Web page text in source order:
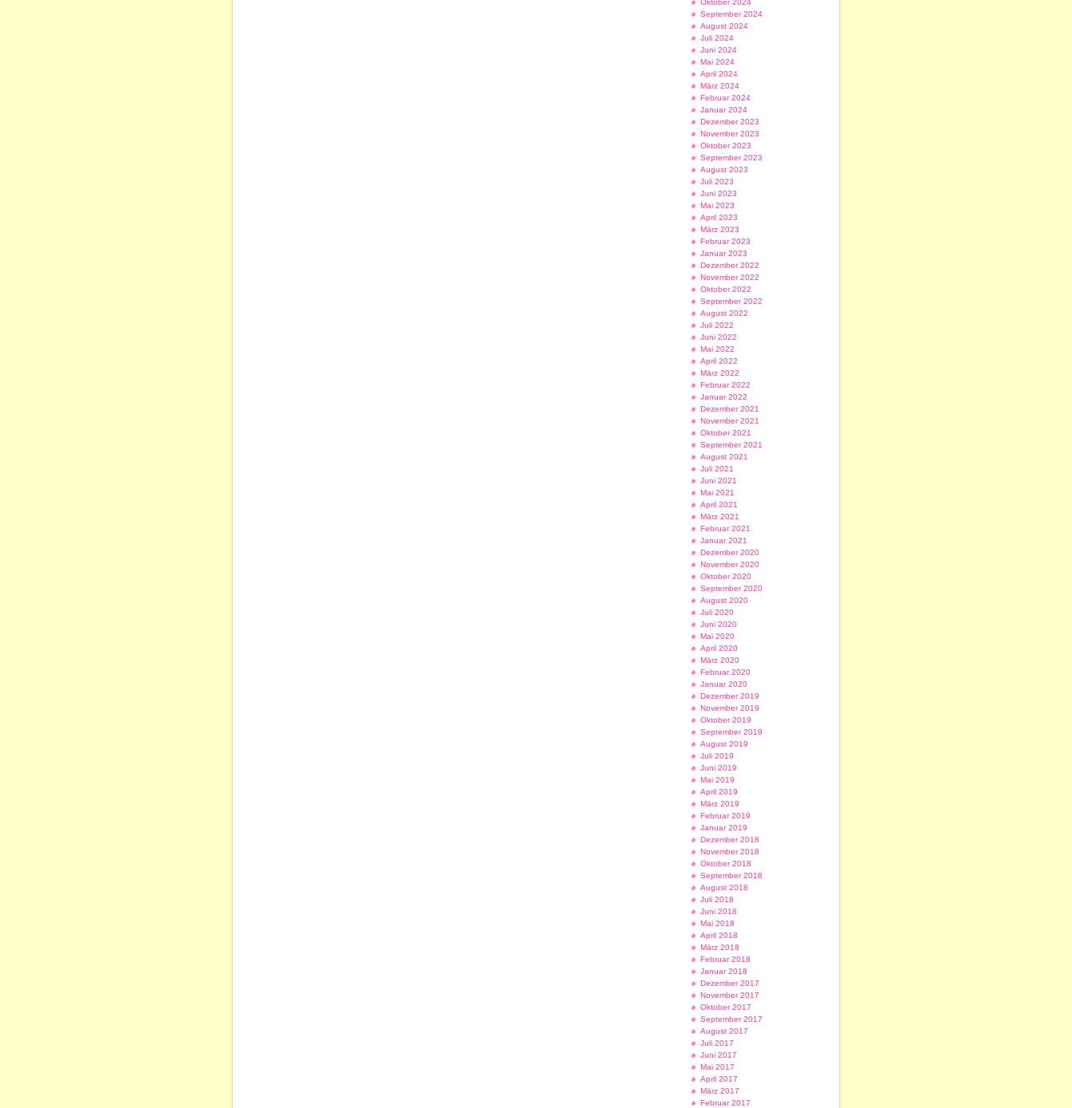
Oktober 2024
September 2024
August 2024
Juli 2024
Juni 2024
Mai 2024
April 2024
März 2024
Februar 2024
Januar 2024
Dezember 2023
November 2023
Oktober 2023
September 2023
August 2023
Juli 2023
Juni 2023
Mai 2023
April 2023
März 2023
Februar 2023
Januar 2023
Dezember 2022
November 2022
Oktober 2022
September 2022
August 2022
Juli 2022
Juni 2022
Mai 2022
April 2022
März 2022
Februar 2022
Januar 2022
Dezember 2021
November 2021
Oktober 2021
September 2021
August 2021
Juli 2021
Juni 2021
Mai 2021
April 2021
März 2021
Februar 2021
Januar 2021
Dezember 2020
November 2020
Oktober 2020
September 2020
August 2020
Juli 2020
Juni 2020
Mai 2020
April 2020
März 2020
Februar 2020
Januar 2020
Dezember 2019
November 2019
Oktober 2019
September 2019
August 2019
Juli 2019
Juni 2019
Mai 2019
April 2019
März 2019
Februar 2019
Januar 2019
Dezember 2018
November 2018
Oktober 2018
September 2018
August 2018
Juli 2018
Juni 2018
Mai 2018
April 2018
März 2018
Februar 2018
Januar 2018
Dezember 2017
November 2017
Oktober 2017
September 2017
August 2017
Juli 2017
Juni 2017
Mai 2017
April 2017
März 2017
Februar 2017